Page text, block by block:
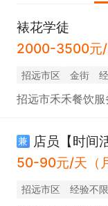
裱花学徒
2000-3500元/
招远市区 金街
招远市禾禾餐饮服
兼 店员【时间
50-90元/天（
招远市区 经验不限